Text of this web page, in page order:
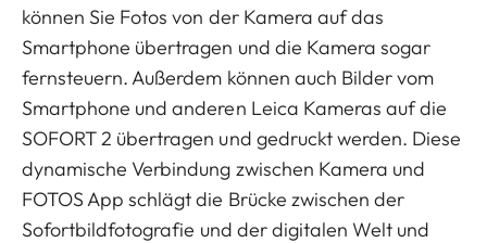
können Sie Fotos von der Kamera auf das
Smartphone übertragen und die Kamera sogar
fernsteuern. Außerdem können auch Bilder vom
Smartphone und anderen Leica Kameras auf die
SOFORT 2 übertragen und gedruckt werden. Diese
dynamische Verbindung zwischen Kamera und
FOTOS App schlägt die Brücke zwischen der
Sofortbildfotografie und der digitalen Welt und